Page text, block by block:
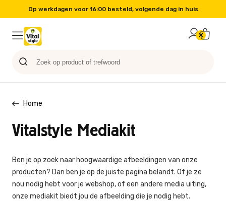
Op werkdagen voor 16:00 besteld, volgende dag in huis
Home
Vitalstyle Mediakit
Ben je op zoek naar hoogwaardige afbeeldingen van onze
producten? Dan ben je op de juiste pagina belandt. Of je ze
nou nodig hebt voor je webshop, of een andere media uiting,
onze mediakit biedt jou de afbeelding die je nodig hebt.